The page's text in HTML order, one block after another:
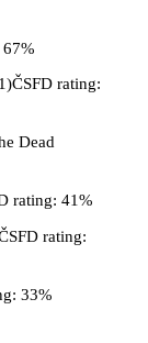
rating:
Dead
rating: 41%
rating:
33%